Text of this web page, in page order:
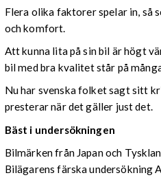
Flera olika faktorer spelar in, så
och komfort.
Att kunna lita på sin bil är högt
bil med bra kvalitet står på
Nu har svenska folket sagt sitt
presterar när det gäller just det.
Bäst i undersökningen
Bilmärken från Japan och
Bilägarens färska undersökning